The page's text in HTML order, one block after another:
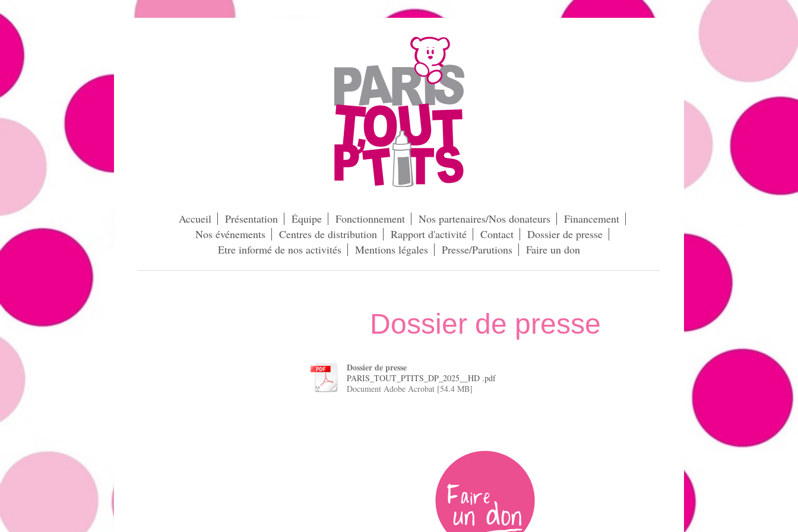
Accueil Présentation Équipe Fonctionnement Nos partenaires/Nos donateurs
Financement
Nos événements
Centres de distribution Rapport d'activité Contact
Dossier de presse
Etre informé de nos activités
Mentions légales Presse/Parutions Faire un don
Dossier de presse
Dossier de presse
PARIS_TOUT_PTITS_DP_2025__HD .pdf
Document Adobe Acrobat [54.4 MB]